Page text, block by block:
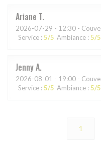
Ariane T
2026-07-29 - 12:30 -
Service : 5/5 Ambiance : 5/5
JennyA
2026-08-01 - 19:00 -
Service : 5/5 Ambiance : 5/5
1